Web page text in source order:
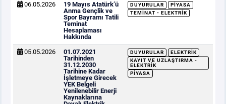
06.05.2026
19 Mayıs Atatürk’ü
Anma Gençlik ve
Spor Bayramı Tatili
Teminat
Hesaplaması
Hakkında
DUYURULAR
PIYASA
TEMINAT - ELEKTRIK
05.05.2026
01.07.2021
Tarihinden
31.12.2030
Tarihine Kadar
İşletmeye Girecek
YEK Belgeli
Yenilenebilir Enerji
Kaynaklarına
DUYURULAR
ELEKTRIK
KAYIT VE UZLAŞTIRMA -
ELEKTRIK
PIYASA